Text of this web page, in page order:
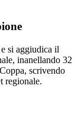
si aggiudica il
inanellando 32
scrivendo
regionale.